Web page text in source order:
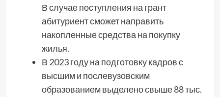
В случае поступления на грант
абитуриент сможет направить
накопленные средства на покупку
жилья.
В 2023 году на подготовку кадров с
высшим и послевузовским
образованием выделено свыше 88 тыс.